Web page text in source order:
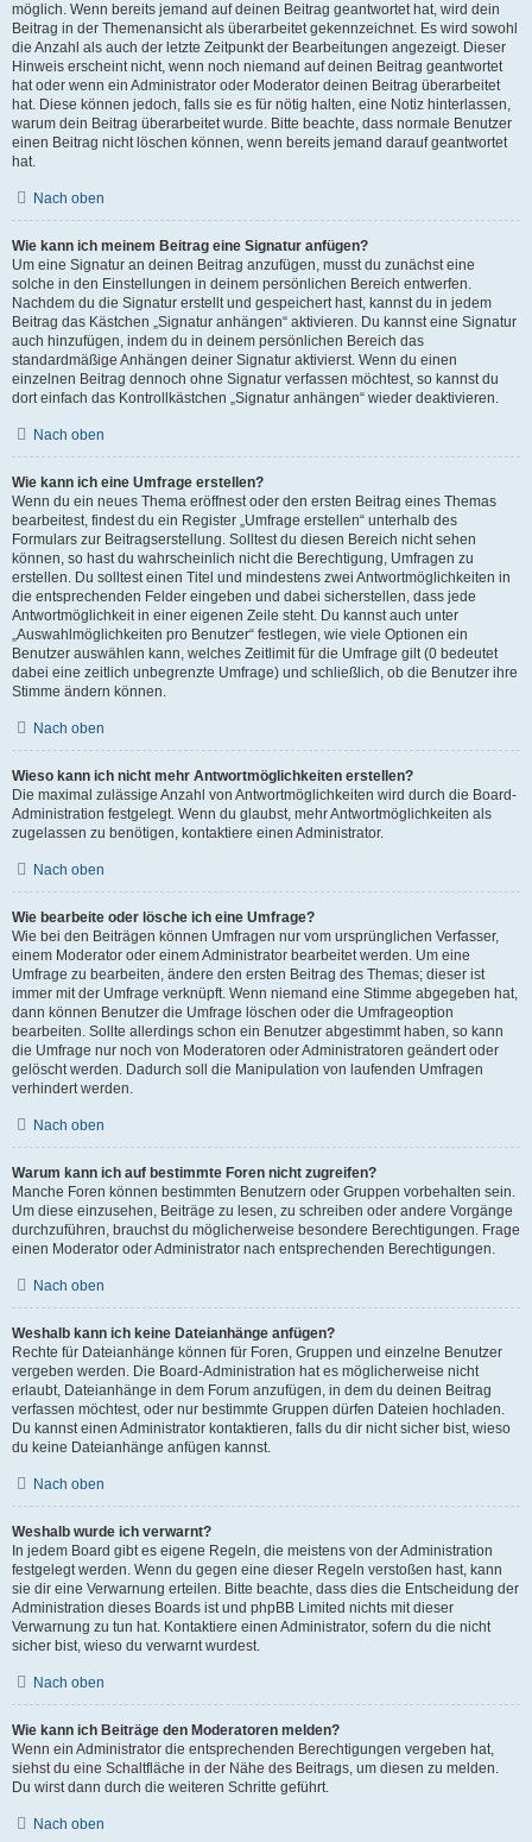
möglich. Wenn bereits jemand auf deinen Beitrag geantwortet hat, wird dein
Beitrag in der Themenansicht als überarbeitet gekennzeichnet. Es wird sowohl
die Anzahl als auch der letzte Zeitpunkt der Bearbeitungen angezeigt. Dieser
Hinweis erscheint nicht, wenn noch niemand auf deinen Beitrag geantwortet
hat oder wenn ein Administrator oder Moderator deinen Beitrag überarbeitet
hat. Diese können jedoch, falls sie es für nötig halten, eine Notiz hinterlassen,
warum dein Beitrag überarbeitet wurde. Bitte beachte, dass normale Benutzer
einen Beitrag nicht löschen können, wenn bereits jemand darauf geantwortet
hat.
Nach oben
Wie kann ich meinem Beitrag eine Signatur anfügen?
Um eine Signatur an deinen Beitrag anzufügen, musst du zunächst eine
solche in den Einstellungen in deinem persönlichen Bereich entwerfen.
Nachdem du die Signatur erstellt und gespeichert hast, kannst du in jedem
Beitrag das Kästchen „Signatur anhängen“ aktivieren. Du kannst eine Signatur
auch hinzufügen, indem du in deinem persönlichen Bereich das
standardmäßige Anhängen deiner Signatur aktivierst. Wenn du einen
einzelnen Beitrag dennoch ohne Signatur verfassen möchtest, so kannst du
dort einfach das Kontrollkästchen „Signatur anhängen“ wieder deaktivieren.
Nach oben
Wie kann ich eine Umfrage erstellen?
Wenn du ein neues Thema eröffnest oder den ersten Beitrag eines Themas
bearbeitest, findest du ein Register „Umfrage erstellen“ unterhalb des
Formulars zur Beitragserstellung. Solltest du diesen Bereich nicht sehen
können, so hast du wahrscheinlich nicht die Berechtigung, Umfragen zu
erstellen. Du solltest einen Titel und mindestens zwei Antwortmöglichkeiten in
die entsprechenden Felder eingeben und dabei sicherstellen, dass jede
Antwortmöglichkeit in einer eigenen Zeile steht. Du kannst auch unter
„Auswahlmöglichkeiten pro Benutzer“ festlegen, wie viele Optionen ein
Benutzer auswählen kann, welches Zeitlimit für die Umfrage gilt (0 bedeutet
dabei eine zeitlich unbegrenzte Umfrage) und schließlich, ob die Benutzer ihre
Stimme ändern können.
Nach oben
Wieso kann ich nicht mehr Antwortmöglichkeiten erstellen?
Die maximal zulässige Anzahl von Antwortmöglichkeiten wird durch die Board-
Administration festgelegt. Wenn du glaubst, mehr Antwortmöglichkeiten als
zugelassen zu benötigen, kontaktiere einen Administrator.
Nach oben
Wie bearbeite oder lösche ich eine Umfrage?
Wie bei den Beiträgen können Umfragen nur vom ursprünglichen Verfasser,
einem Moderator oder einem Administrator bearbeitet werden. Um eine
Umfrage zu bearbeiten, ändere den ersten Beitrag des Themas; dieser ist
immer mit der Umfrage verknüpft. Wenn niemand eine Stimme abgegeben hat,
dann können Benutzer die Umfrage löschen oder die Umfrageoption
bearbeiten. Sollte allerdings schon ein Benutzer abgestimmt haben, so kann
die Umfrage nur noch von Moderatoren oder Administratoren geändert oder
gelöscht werden. Dadurch soll die Manipulation von laufenden Umfragen
verhindert werden.
Nach oben
Warum kann ich auf bestimmte Foren nicht zugreifen?
Manche Foren können bestimmten Benutzern oder Gruppen vorbehalten sein.
Um diese einzusehen, Beiträge zu lesen, zu schreiben oder andere Vorgänge
durchzuführen, brauchst du möglicherweise besondere Berechtigungen. Frage
einen Moderator oder Administrator nach entsprechenden Berechtigungen.
Nach oben
Weshalb kann ich keine Dateianhänge anfügen?
Rechte für Dateianhänge können für Foren, Gruppen und einzelne Benutzer
vergeben werden. Die Board-Administration hat es möglicherweise nicht
erlaubt, Dateianhänge in dem Forum anzufügen, in dem du deinen Beitrag
verfassen möchtest, oder nur bestimmte Gruppen dürfen Dateien hochladen.
Du kannst einen Administrator kontaktieren, falls du dir nicht sicher bist, wieso
du keine Dateianhänge anfügen kannst.
Nach oben
Weshalb wurde ich verwarnt?
In jedem Board gibt es eigene Regeln, die meistens von der Administration
festgelegt werden. Wenn du gegen eine dieser Regeln verstoßen hast, kann
sie dir eine Verwarnung erteilen. Bitte beachte, dass dies die Entscheidung der
Administration dieses Boards ist und phpBB Limited nichts mit dieser
Verwarnung zu tun hat. Kontaktiere einen Administrator, sofern du die nicht
sicher bist, wieso du verwarnt wurdest.
Nach oben
Wie kann ich Beiträge den Moderatoren melden?
Wenn ein Administrator die entsprechenden Berechtigungen vergeben hat,
siehst du eine Schaltfläche in der Nähe des Beitrags, um diesen zu melden.
Du wirst dann durch die weiteren Schritte geführt.
Nach oben